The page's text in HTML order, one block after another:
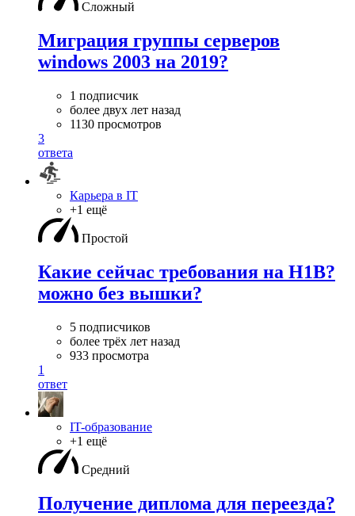
Сложный
Миграция группы серверов
windows 2003 на 2019?
1 подписчик
более двух лет назад
1130 просмотров
3
ответа
Карьера в IT
+1 ещё
Простой
Какие сейчас требования на H1B?
можно без вышки?
5 подписчиков
более трёх лет назад
933 просмотра
1
ответ
IT-образование
+1 ещё
Средний
Получение диплома для переезда?